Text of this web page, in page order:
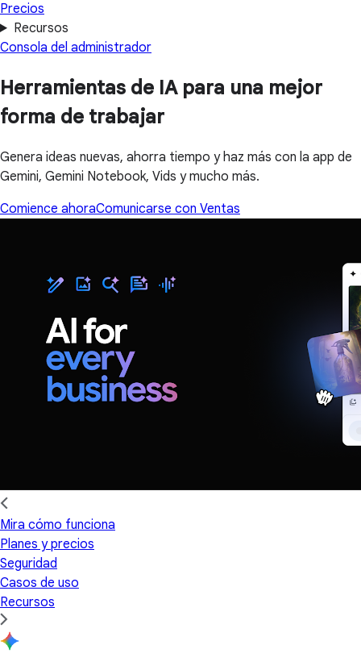
Precios
Recursos
Consola del administrador
Herramientas de IA para una mejor
forma de trabajar
Genera ideas nuevas, ahorra tiempo y haz más con la app de
Gemini, Gemini Notebook, Vids y mucho más.
Comience ahoraComunicarse con Ventas
Mira cómo funciona
Planes y precios
Seguridad
Casos de uso
Recursos